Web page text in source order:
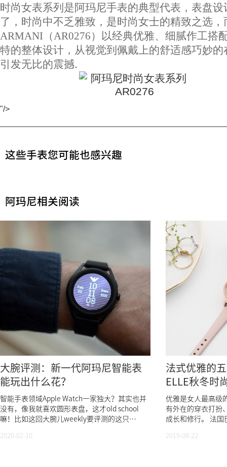
时尚女表系列是阿玛尼手表的典型代表，表盘设
了，时尚中不乏雅致，是时尚女士的精致之选，
ARMANI（AR0276）以经典优雅、细腻作工搭
特的整体设计，从视觉到佩戴上的舒适感巧妙的
引发无比的震撼.
"/>
这些手表您可能也感兴趣
阿玛尼相关阅读
大腕评测：新一代阿玛尼智能表
能玩出什么花？
智能手表领域Apple Watch一家独大？其实也并
没有，像我就喜欢圆形表盘，这才old school
嘛！比如这回大腕儿weekly要评测的这只
2020-02-10
法式优雅的
ELLE秋冬时
优雅是女人最高级
有外在的穿衣打扮
成长和修行。 法
2019-08-22